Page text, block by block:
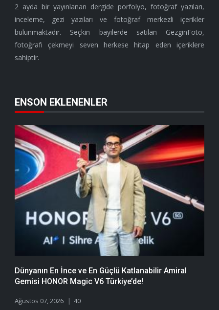
2 ayda bir yayınlanan dergide porfolyo, fotoğraf yazıları,
inceleme, gezi yazıları ve fotoğraf merkezli içerikler
bulunmaktadır. Seçkin bayilerde satılan GezginFoto,
fotoğrafı çekmeyi seven herkese hitap eden içeriklere
sahiptir.
ENSON EKLENENLER
Dünyanın En İnce ve En Güçlü Katlanabilir Amiral
Gemisi HONOR Magic V6 Türkiye’de!
Ağustos 07, 2026 40